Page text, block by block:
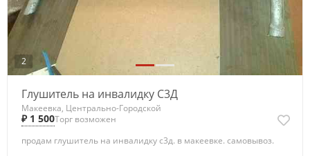
2
Глушитель на инвалидку С3Д
Макеевка, Центрально-Городской
₽ 1 500Торг возможен
продам глушитель на инвалидку с3д. в макеевке. самовывоз.